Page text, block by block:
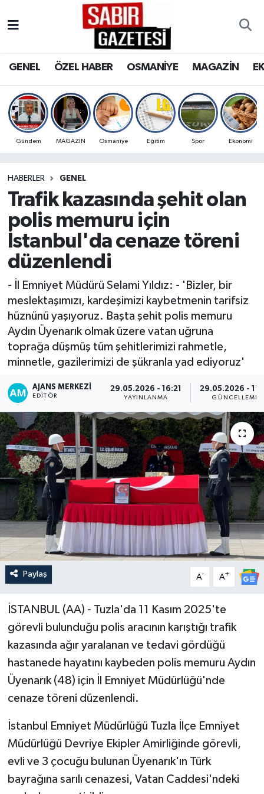
GENEL ÖZEL HABER OSMANİYE MAGAZİN
Gündem MAGAZİN Osmaniye Eğitim Spor Ekonomi
HABERLER GENEL
Trafik kazasında şehit olan
polis memuru için
İstanbul'da cenaze töreni
düzenlendi
- İl Emniyet Müdürü Selami Yıldız: - 'Bizler, bir
meslektaşımızı, kardeşimizi kaybetmenin tarifsiz
hüznünü yaşıyoruz. Başta şehit polis memuru
Aydın Üyenarık olmak üzere vatan uğruna
toprağa düşmüş tüm şehitlerimizi rahmetle,
minnetle, gazilerimizi de şükranla yad ediyoruz'
AJANS MERKEZI
EDITÖR
29.05.2026 - 16:21
YAYINLANMA
29.05.2026 -
GÜNCELLEME
Paylaş A- A+
İSTANBUL (AA) - Tuzla'da 11 Kasım 2025'te
görevli bulunduğu polis aracının karıştığı trafik
kazasında ağır yaralanan ve tedavi gördüğü
hastanede hayatını kaybeden polis memuru Aydın
Üyenarık (48) için İl Emniyet Müdürlüğü'nde
cenaze töreni düzenlendi.
İstanbul Emniyet Müdürlüğü Tuzla İlçe Emniyet
Müdürlüğü Devriye Ekipler Amirliğinde görevli,
evli ve 3 çocuğu bulunan Üyenarık'ın Türk
bayrağına sarılı cenazesi, Vatan Caddesi'ndeki
OSMANİYE
MAGAZİN
SPOR
RESMİ İLANLAR
Osmaniye Nöbetçi Eczaneler
Osmaniye Trafik Yoğunluk Haritası
Süper Lig Puan Durumu ve Fikstür
Son Dakika Haberleri
Haber Arşivi